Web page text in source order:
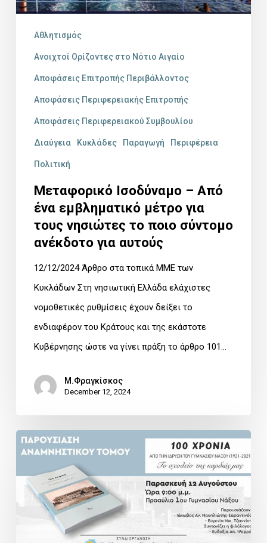
μέτρο
σύντομο
ανέκδοτο
αυτούς
Αθλητισμός
Ανοιχτοί Ορίζοντες στο Νότιο Αιγαίο
Αποφάσεις Επιτροπής Περιβάλλοντος
Αποφάσεις Περιφερειακής Επιτροπής
Αποφάσεις Περιφερειακού Συμβουλίου
Διαύγεια Κυκλάδες Παραγωγή Περιφέρεια
Πολιτική
Μεταφορικό Ισοδύναμο – Από
ένα εμβληματικό μέτρο για
τους νησιώτες το ποιο σύντομο
ανέκδοτο για αυτούς
12/12/2024 Άρθρο στα τοπικά ΜΜΕ των
Κυκλάδων Στη νησιωτική Ελλάδα ελάχιστες
νομοθετικές ρυθμίσεις έχουν δείξει το
ενδιαφέρον του Κράτους και της εκάστοτε
Κυβέρνησης ώστε να γίνει πράξη το άρθρο 101…
Μ.Φραγκίσκος
December 12, 2024
Παρουσίαση
Αναμνηστικού
Τόμου
«100